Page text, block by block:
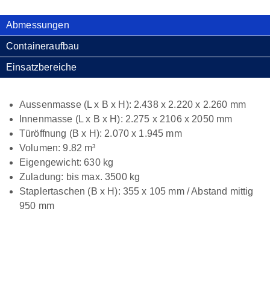
Abmessungen
Containeraufbau
Einsatzbereiche
Aussenmasse (L x B x H): 2.438 x 2.220 x 2.260 mm
Innenmasse (L x B x H): 2.275 x 2106 x 2050 mm
Türöffnung (B x H): 2.070 x 1.945 mm
Volumen: 9.82 m³
Eigengewicht: 630 kg
Zuladung: bis max. 3500 kg
Staplertaschen (B x H): 355 x 105 mm / Abstand mittig
950 mm